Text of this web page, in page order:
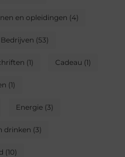
en opleidingen (4)
Bedrijven (53)
(1) Cadeau (1)
(1)
Energie(3)
drinken (3)
(10)